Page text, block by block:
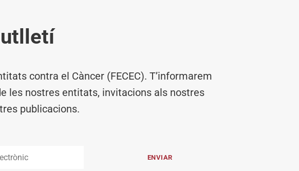
contra el Càncer (FECEC). T’informarem
les nostres entitats, invitacions als nostres
publicacions.